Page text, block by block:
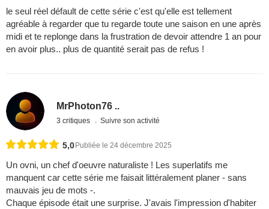
le seul réel défault de cette série c'est qu'elle est tellement
agréable à regarder que tu regarde toute une saison en une après
midi et te replonge dans la frustration de devoir attendre 1 an pour
en avoir plus.. plus de quantité serait pas de refus !
MrPhoton76 ..
3 critiques Suivre son activité
5,0 Publiée le 24 décembre 2025
Un ovni, un chef d'oeuvre naturaliste ! Les superlatifs me
manquent car cette série me faisait littéralement planer - sans
mauvais jeu de mots -.
Chaque épisode était une surprise. J'avais l'impression d'habiter